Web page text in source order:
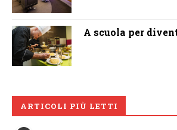
A scuola per
ARTICOLI PIÙ LETTI